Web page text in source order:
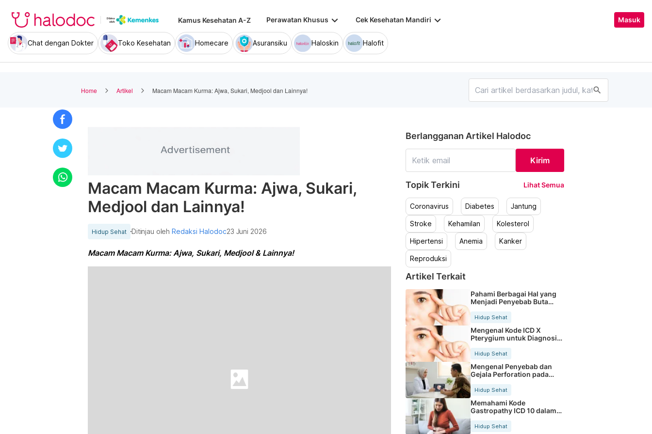
Kamus Kesehatan A-Z Perawatan Khusus keyboard_arrow_down Cek Kesehatan Mandiri keyboard_arrow_down Masuk
Chat dengan Dokter Toko Kesehatan Homecare Asuransiku Haloskin Halofit
Home Artikel Macam Macam Kurma: Ajwa, Sukari, Medjool dan Lainnya! search
Macam Macam Kurma: Ajwa, Sukari,
Medjool dan Lainnya!
Hidup Sehat Ditinjau olehRedaksi Halodoc23 Juni 2026
Macam Macam Kurma: Ajwa, Sukari, Medjool & Lainnya!
Berlangganan Artikel Halodoc
Kirim
Topik Terkini Lihat Semua
Coronavirus Diabetes Jantung
Stroke Kehamilan Kolesterol
Hipertensi Anemia Kanker
Reproduksi
Artikel Terkait
Pahami Berbagai Hal yang
Menjadi Penyebab Buta
Hidup Sehat
Mengenal Kode ICD X
Pterygium untuk Diagnosis
Hidup Sehat
Mengenal Penyebab dan
Gejala Perforation pada
Tubuh
Hidup Sehat
Memahami Kode
Gastropathy ICD 10 dalam
Rekam Medis Pasien
Hidup Sehat